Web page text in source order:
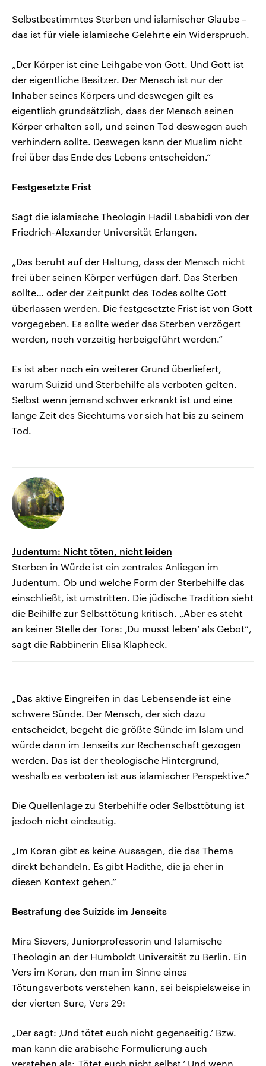
Selbstbestimmtes Sterben und islamischer Glaube –
das ist für viele islamische Gelehrte ein Widerspruch.
„Der Körper ist eine Leihgabe von Gott. Und Gott ist
der eigentliche Besitzer. Der Mensch ist nur der
Inhaber seines Körpers und deswegen gilt es
eigentlich grundsätzlich, dass der Mensch seinen
Körper erhalten soll, und seinen Tod deswegen auch
verhindern sollte. Deswegen kann der Muslim nicht
frei über das Ende des Lebens entscheiden.“
Festgesetzte Frist
Sagt die islamische Theologin Hadil Lababidi von der
Friedrich-Alexander Universität Erlangen.
„Das beruht auf der Haltung, dass der Mensch nicht
frei über seinen Körper verfügen darf. Das Sterben
sollte… oder der Zeitpunkt des Todes sollte Gott
überlassen werden. Die festgesetzte Frist ist von Gott
vorgegeben. Es sollte weder das Sterben verzögert
werden, noch vorzeitig herbeigeführt werden.“
Es ist aber noch ein weiterer Grund überliefert,
warum Suizid und Sterbehilfe als verboten gelten.
Selbst wenn jemand schwer erkrankt ist und eine
lange Zeit des Siechtums vor sich hat bis zu seinem
Tod.
Judentum: Nicht töten, nicht leiden
Sterben in Würde ist ein zentrales Anliegen im
Judentum. Ob und welche Form der Sterbehilfe das
einschließt, ist umstritten. Die jüdische Tradition sieht
die Beihilfe zur Selbsttötung kritisch. „Aber es steht
an keiner Stelle der Tora: ‚Du musst leben‘ als Gebot“,
sagt die Rabbinerin Elisa Klapheck.
„Das aktive Eingreifen in das Lebensende ist eine
schwere Sünde. Der Mensch, der sich dazu
entscheidet, begeht die größte Sünde im Islam und
würde dann im Jenseits zur Rechenschaft gezogen
werden. Das ist der theologische Hintergrund,
weshalb es verboten ist aus islamischer Perspektive.“
Die Quellenlage zu Sterbehilfe oder Selbsttötung ist
jedoch nicht eindeutig.
„Im Koran gibt es keine Aussagen, die das Thema
direkt behandeln. Es gibt Hadithe, die ja eher in
diesen Kontext gehen.“
Bestrafung des Suizids im Jenseits
Mira Sievers, Juniorprofessorin und Islamische
Theologin an der Humboldt Universität zu Berlin. Ein
Vers im Koran, den man im Sinne eines
Tötungsverbots verstehen kann, sei beispielsweise in
der vierten Sure, Vers 29:
„Der sagt: ‚Und tötet euch nicht gegenseitig.‘ Bzw.
man kann die arabische Formulierung auch
verstehen als: ‚Tötet euch nicht selbst.‘ Und wenn